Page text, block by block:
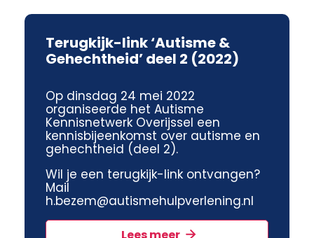
Terugkijk-link ‘Autisme &
Gehechtheid’ deel 2 (2022)
Op dinsdag 24 mei 2022
organiseerde het Autisme
Kennisnetwerk Overijssel een
kennisbijeenkomst over autisme en
gehechtheid (deel 2).
Wil je een terugkijk-link ontvangen?
Mail
h.bezem@autismehulpverlening.nl